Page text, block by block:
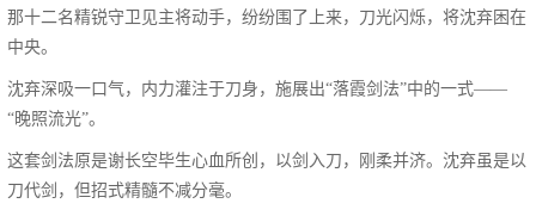
那十二名精锐守卫见主将动手，纷纷围了上来，刀光闪烁，将沈弃困在
中央。
沈弃深吸一口气，内力灌注于刀身，施展出“落霞剑法”中的一式——
“晚照流光”。
这套剑法原是谢长空毕生心血所创，以剑入刀，刚柔并济。沈弃虽是以
刀代剑，但招式精髓不减分毫。